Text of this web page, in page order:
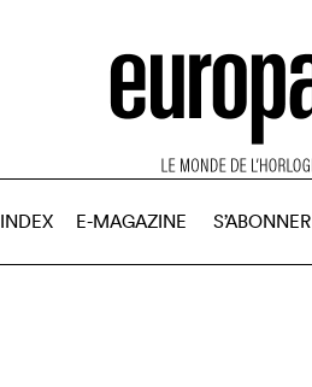
INDEX E-MAGAZINE S’ABONNER